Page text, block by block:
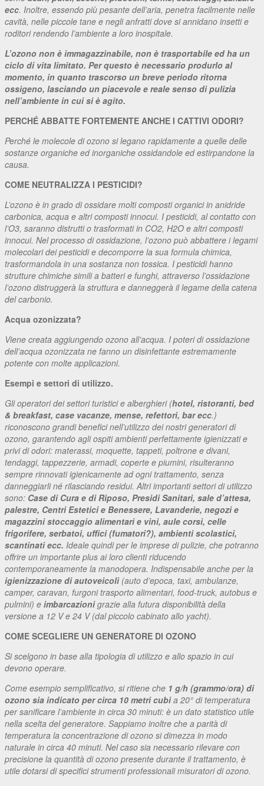
ecc. Inoltre, essendo più pesante dell’aria, penetra facilmente nelle
cavità, nelle piccole tane e negli anfratti dove si annidano insetti e
roditori rendendo l’ambiente a loro inospitale.
L’ozono non è immagazzinabile, non è trasportabile ed ha un
ciclo di vita limitato. Per questo è necessario produrlo al
momento, in quanto trascorso un breve periodo ritorna
ossigeno, lasciando un piacevole e reale senso di pulizia
nell’ambiente in cui si è agito.
PERCHÉ ABBATTE FORTEMENTE ANCHE I CATTIVI ODORI?
Perché le molecole di ozono si legano rapidamente a quelle delle
sostanze organiche ed inorganiche ossidandole ed estirpandone la
causa.
COME NEUTRALIZZA I PESTICIDI?
L’ozono è in grado di ossidare molti composti organici in anidride
carbonica, acqua e altri composti innocui. I pesticidi, al contatto con
l’O3, saranno distrutti o trasformati in CO2, H2O e altri composti
innocui. Nel processo di ossidazione, l’ozono può abbattere i legami
molecolari dei pesticidi e decomporre la sua formula chimica,
trasformandola in una sostanza non tossica. I pesticidi hanno
strutture chimiche simili a batteri e funghi, attraverso l’ossidazione
l’ozono distruggerà la struttura e danneggerà il legame della catena
del carbonio.
Acqua ozonizzata?
Viene creata aggiungendo ozono all’acqua. I poteri di ossidazione
dell’acqua ozonizzata ne fanno un disinfettante estremamente
potente con molte applicazioni.
Esempi e settori di utilizzo.
Gli operatori dei settori turistici e alberghieri (hotel, ristoranti, bed
& breakfast, case vacanze, mense, refettori, bar ecc.)
riconoscono grandi benefici nell’utilizzo dei nostri generatori di
ozono, garantendo agli ospiti ambienti perfettamente igienizzati e
privi di odori: materassi, moquette, tappeti, poltrone e divani,
tendaggi, tappezzerie, armadi, coperte e piumini, risulteranno
sempre rinnovati igienicamente ad ogni trattamento, senza
danneggiarli né rilasciando residui. Altri importanti settori di utilizzo
sono: Case di Cura e di Riposo, Presidi Sanitari, sale d’attesa,
palestre, Centri Estetici e Benessere, Lavanderie, negozi e
magazzini stoccaggio alimentari e vini, aule corsi, celle
frigorifere, serbatoi, uffici (fumatori?), ambienti scolastici,
scantinati ecc. Ideale quindi per le imprese di pulizie, che potranno
offrire un importante plus ai loro clienti riducendo
contemporaneamente la manodopera. Indispensabile anche per la
igienizzazione di autoveicoli (auto d’epoca, taxi, ambulanze,
camper, caravan, furgoni trasporto alimentari, food-truck, autobus e
pulmini) e imbarcazionigrazie alla futura disponibilità della
versione a 12 V e 24 V (dal piccolo cabinato allo yacht).
COME SCEGLIERE UN GENERATORE DI OZONO
Si scelgono in base alla tipologia di utilizzo e allo spazio in cui
devono operare.
Come esempio semplificativo, si ritiene che 1 g/h (grammo/ora) di
ozono sia indicato per circa 10 metri cubia 20° di temperatura
per sanificare l’ambiente in circa 30 minuti: è un dato statistico utile
nella scelta del generatore. Sappiamo inoltre che a parità di
temperatura la concentrazione di ozono si dimezza in modo
naturale in circa 40 minuti. Nel caso sia necessario rilevare con
precisione la quantità di ozono presente durante il trattamento, è
utile dotarsi di specifici strumenti professionali misuratori di ozono.